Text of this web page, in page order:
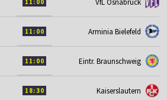
11:00
11:00 Arminia Bielefeld
11:00 Eintr. Braunschweig
18:30 Kaiserslautern